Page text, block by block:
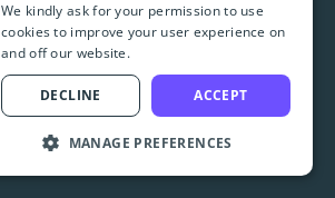
We kindly ask for your permission to use
cookies to improve your user experience on
and off our website.
ACCEPT
DECLINE
MANAGE PREFERENCES